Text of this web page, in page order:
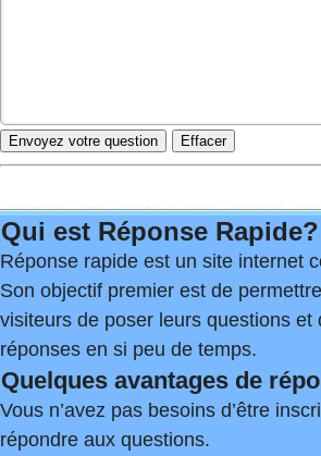
Qui est Réponse Rapide?
Réponse rapide est un site internet
Son objectif premier est de
visiteurs de poser leurs questions et
réponses en si peu de temps.
Quelques avantages de
Vous n’avez pas besoins d’être
répondre aux questions.